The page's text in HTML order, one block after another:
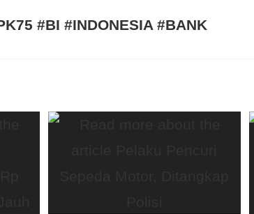
#BI #INDONESIA #BANK